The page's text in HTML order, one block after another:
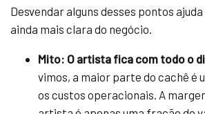
Desvendar alguns desses pontos
ainda mais clara do negócio.
Mito: O artista fica com todo o
vimos, a maior parte do cachê é
os custos operacionais. A